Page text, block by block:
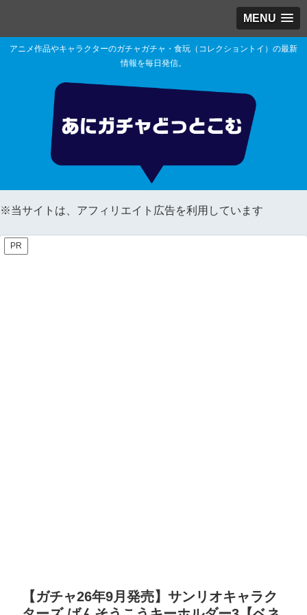
MENU
アニメ作品やキャラクターのガチャガチャ・食玩（コレクショントイ）の最新
情報を毎日発信。
※当サイトは、アフィリエイト広告を利用しています
PR
【ガチャ26年9月発売】サンリオキャラク